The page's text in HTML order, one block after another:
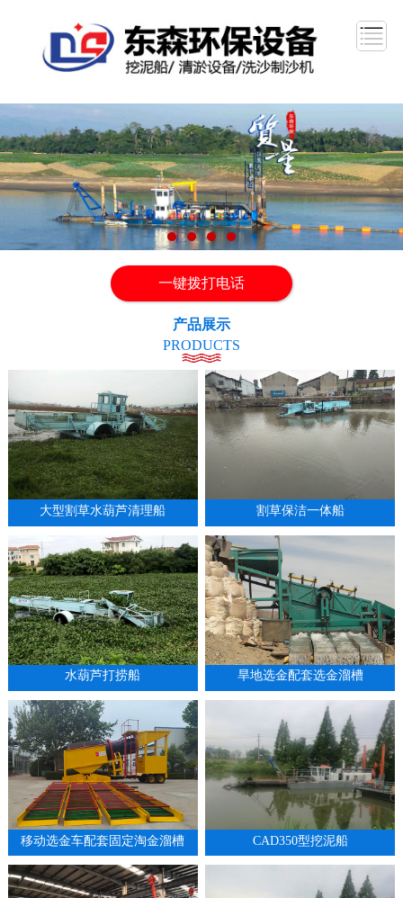
一键拨打电话
产品展示
PRODUCTS
大型割草水葫芦清理船 割草保洁一体船
水葫芦打捞船 旱地选金配套选金溜槽
移动选金车配套固定淘金溜槽 CAD350型挖泥船